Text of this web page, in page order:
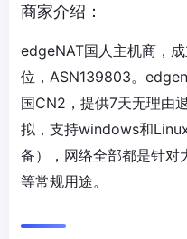
商家介绍：
edgeNAT国人主机商，
位，ASN139803。
国CN2，提供7天无理由
拟，支持windows和
备），网络全部都是针对
等常规用途。